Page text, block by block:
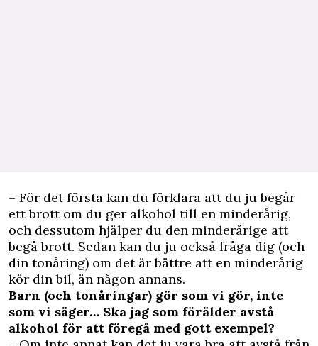
– För det första kan du förklara att du ju begår
ett brott om du ger alkohol till en minderårig,
och dessutom hjälper du den minderårige att
begå brott. Sedan kan du ju också fråga dig (och
din tonåring) om det är bättre att en minderårig
kör din bil, än någon annans.
Barn (och tonåringar) gör som vi gör, inte
som vi säger… Ska jag som förälder avstå
alkohol för att föregå med gott exempel?